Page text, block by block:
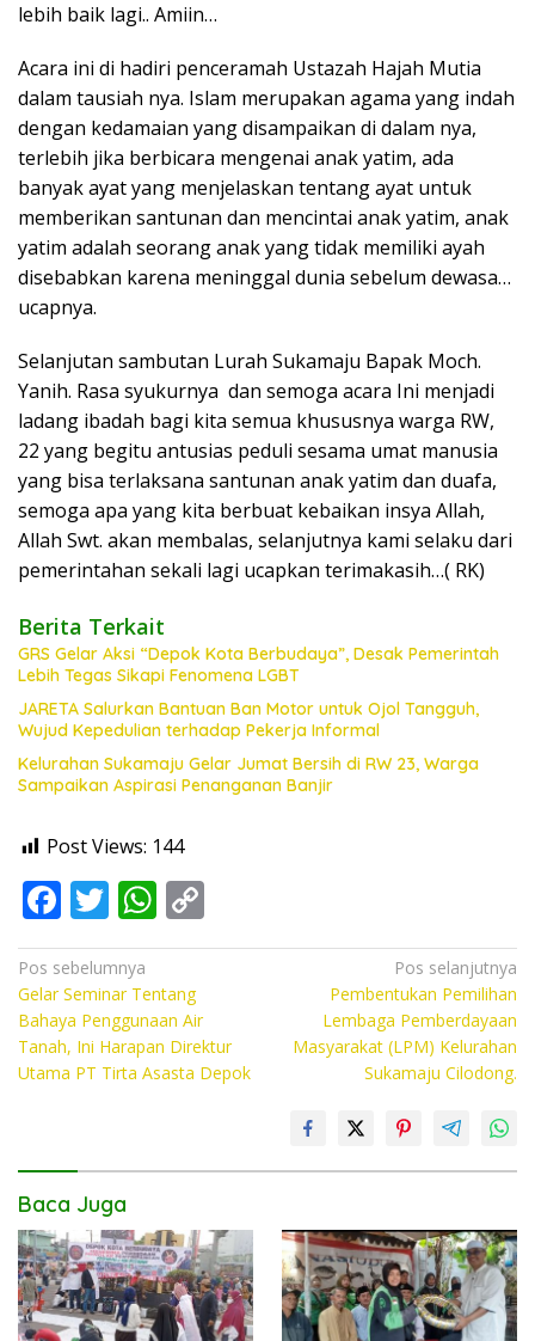
lebih baik lagi.. Amiin…
Acara ini di hadiri penceramah Ustazah Hajah Mutia
dalam tausiah nya. Islam merupakan agama yang indah
dengan kedamaian yang disampaikan di dalam nya,
terlebih jika berbicara mengenai anak yatim, ada
banyak ayat yang menjelaskan tentang ayat untuk
memberikan santunan dan mencintai anak yatim, anak
yatim adalah seorang anak yang tidak memiliki ayah
disebabkan karena meninggal dunia sebelum dewasa…
ucapnya.
Selanjutan sambutan Lurah Sukamaju Bapak Moch.
Yanih. Rasa syukurnya dan semoga acara Ini menjadi
ladang ibadah bagi kita semua khususnya warga RW,
22 yang begitu antusias peduli sesama umat manusia
yang bisa terlaksana santunan anak yatim dan duafa,
semoga apa yang kita berbuat kebaikan insya Allah,
Allah Swt. akan membalas, selanjutnya kami selaku dari
pemerintahan sekali lagi ucapkan terimakasih…( RK)
Berita Terkait
GRS Gelar Aksi “Depok Kota Berbudaya”, Desak Pemerintah
Lebih Tegas Sikapi Fenomena LGBT
JARETA Salurkan Bantuan Ban Motor untuk Ojol Tangguh,
Wujud Kepedulian terhadap Pekerja Informal
Kelurahan Sukamaju Gelar Jumat Bersih di RW 23, Warga
Sampaikan Aspirasi Penanganan Banjir
Post Views: 144
F
ac
e
b
o
o
T
w
itt
er
W
h
at
s
A
p
o
Li
n
Navigasi
pos
Pos sebelumnya
Gelar Seminar Tentang
Bahaya Penggunaan Air
Tanah, Ini Harapan Direktur
Utama PT Tirta Asasta Depok
Pos selanjutnya
Pembentukan Pemilihan
Lembaga Pemberdayaan
Masyarakat (LPM) Kelurahan
Sukamaju Cilodong.
Baca Juga